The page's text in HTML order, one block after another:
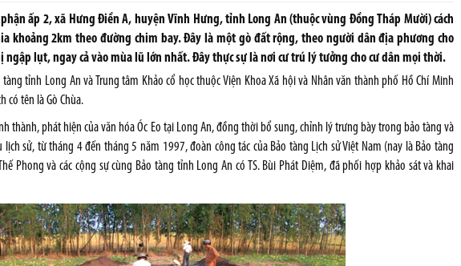
phận ấp 2, xã Hưng Điền A, huyện Vĩnh Hưng, tỉnh Long An (thuộc vùng Đồng Tháp Mười) cách
khoảng 2km theo đường chim bay. Đây là một gò đất rộng, theo người dân địa phương cho
ngập lụt, ngay cả vào mùa lũ lớn nhất. Đây thực sự là nơi cư trú lý tưởng cho cư dân mọi thời.
tàng tỉnh Long An và Trung tâm Khảo cổ học thuộc Viện Khoa Xã hội và Nhân văn thành phố Hồ Chí Minh
có tên là Gò Chùa.
thành, phát hiện của văn hóa Óc Eo tại Long An, đồng thời bổ sung, chỉnh lý trưng bày trong bảo tàng và
sử, từ tháng 4 đến tháng 5 năm 1997, đoàn công tác của Bảo tàng Lịch sử Việt Nam (nay là Bảo tàng
Phong và các cộng sự cùng Bảo tàng tỉnh Long An có TS. Bùi Phát Diệm, đã phối hợp khảo sát và khai